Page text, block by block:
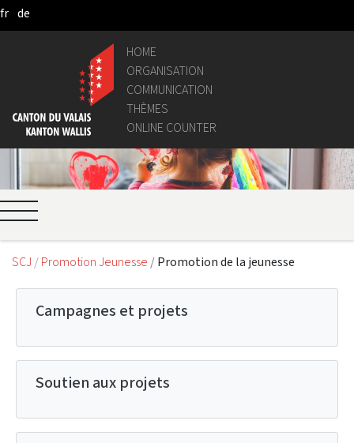
Skip to Main Content
fr de
HOME
ORGANISATION
COMMUNICATION
THÈMES
ONLINE COUNTER
SCJ Promotion Jeunesse Promotion de la jeunesse
Campagnes et projets
Soutien aux projets